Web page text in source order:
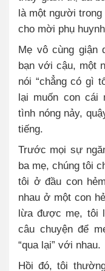
là một người
cho mời phụ
Mẹ vô cùng giận
bạn với cậu, một
nói “chẳng có gì
lại muốn con cái
tình nóng nảy,
tiếng.
Trước mọi sự
ba mẹ, chúng tôi
tôi ở đầu con
nhau ở một con
lừa được mẹ, tôi
câu chuyện để
“qua lại” với nhau.
Hồi đó, tôi